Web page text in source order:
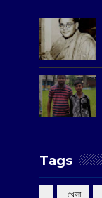
Tags
‌ খেলা